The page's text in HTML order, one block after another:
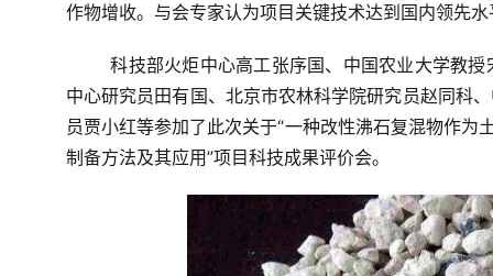
作物增收。 与会专家认为项目关键技术达到国内领先水
科技部火炬中心高工张序国、中国农业大学教
中心研究员田有国、北京市农林科学院研究员赵同科
员贾小红等参加了此次关于“一种改性沸石复混物作为
制备方法及其应用”项目科技成果评价会。